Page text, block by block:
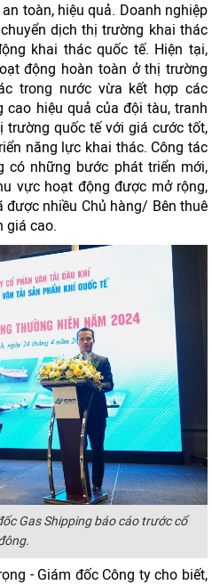
toàn, hiệu quả. Doanh nghiệp
dịch thị trường khai thác
khai thác quốc tế. Hiện tại,
động hoàn toàn ở thị trường
trong nước vừa kết hợp các
cao hiệu quả của đội tàu, tranh
quốc tế với giá cước tốt,
năng lực khai thác. Công tác
có những bước phát triển mới,
vực hoạt động được mở rộng,
nhiều Chủ hàng/ Bên thuê
giá cao.
Gas Shipping báo cáo trước cổ
- Giám đốc Công ty cho biết,